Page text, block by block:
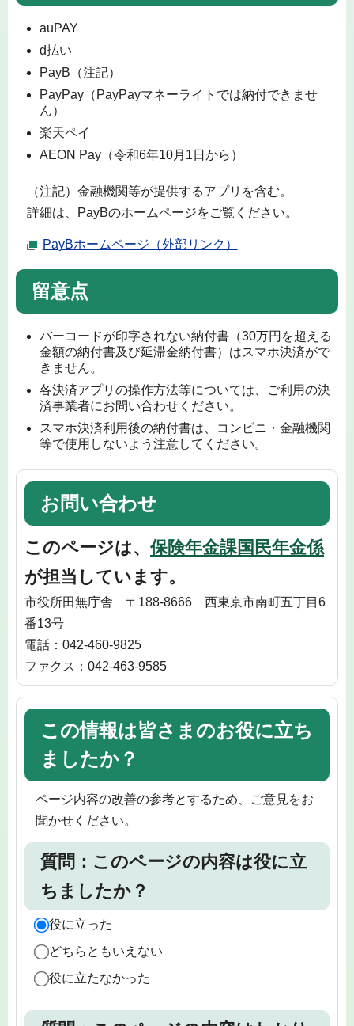
auPAY
d払い
PayB（注記）
PayPay（PayPayマネーライトでは納付できませ
ん）
楽天ペイ
AEON Pay（令和6年10月1日から）
（注記）金融機関等が提供するアプリを含む。
詳細は、PayBのホームページをご覧ください。
PayBホームページ（外部リンク）
留意点
バーコードが印字されない納付書（30万円を超える
金額の納付書及び延滞金納付書）はスマホ決済がで
きません。
各決済アプリの操作方法等については、ご利用の決
済事業者にお問い合わせください。
スマホ決済利用後の納付書は、コンビニ・金融機関
等で使用しないよう注意してください。
お問い合わせ
このページは、 保険年金課国民年金係
が担当しています。
市役所田無庁舎 〒188-8666 西東京市南町五丁目6
番13号
電話：042-460-9825
ファクス：042-463-9585
この情報は皆さまのお役に立ち
ましたか？
ページ内容の改善の参考とするため、ご意見をお
聞かせください。
質問：このページの内容は役に立
ちましたか？
役に立った
どちらともいえない
役に立たなかった